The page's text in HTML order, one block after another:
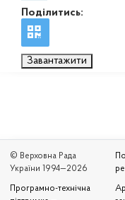
Поділитись:
Завантажити
© Верховна Рада
України 1994—2026
Програмно-технічна